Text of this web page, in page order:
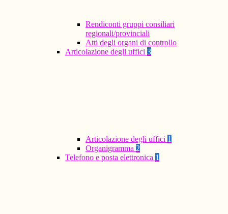
Rendiconti gruppi consiliari
regionali/provinciali
Atti degli organi di controllo
Articolazione degli uffici 3
Articolazione degli uffici 1
Organigramma 2
Telefono e posta elettronica 1